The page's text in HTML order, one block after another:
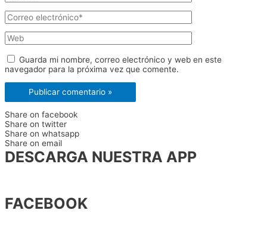
Correo
electrónico*
Web
Guarda mi nombre, correo electrónico y web en este
navegador para la próxima vez que comente.
Share on facebook
Share on twitter
Share on whatsapp
Share on email
DESCARGA NUESTRA APP
FACEBOOK